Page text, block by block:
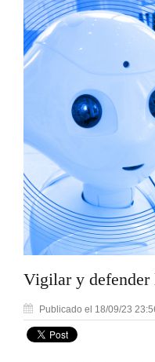
Vigilar y defender
Publicado el 18/09/23